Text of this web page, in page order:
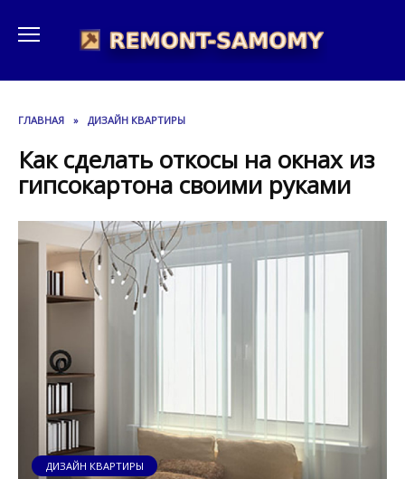
содержанию
ГЛАВНАЯ » ДИЗАЙН КВАРТИРЫ
Как сделать откосы на окнах из
гипсокартона своими руками
ДИЗАЙН КВАРТИРЫ